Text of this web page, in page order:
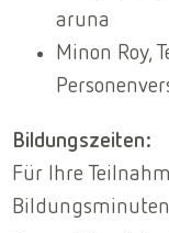
aruna
Minon Roy,
Bildungszeiten:
Für Ihre